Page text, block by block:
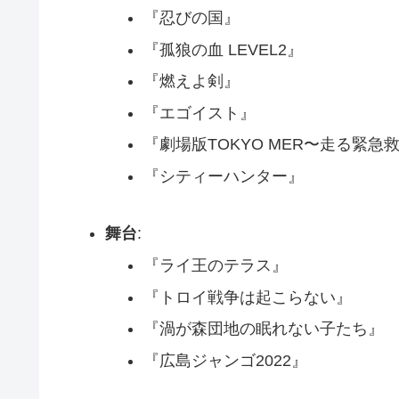
『忍びの国』
『孤狼の血 LEVEL2』
『燃えよ剣』
『エゴイスト』
『劇場版TOKYO MER〜走る緊急救
『シティーハンター』
舞台:
『ライ王のテラス』
『トロイ戦争は起こらない』
『渦が森団地の眠れない子たち』
『広島ジャンゴ2022』